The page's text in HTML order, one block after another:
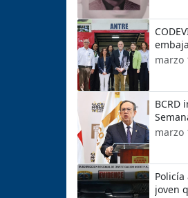
marzo
BCRD
marzo
joven